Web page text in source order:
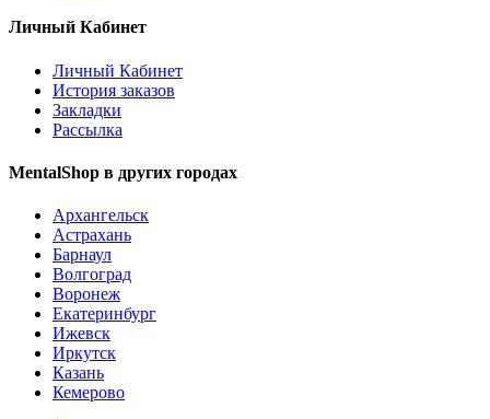
Личный Кабинет
Личный Кабинет
История заказов
Закладки
Рассылка
MentalShop в других городах
Архангельск
Астрахань
Барнаул
Волгоград
Воронеж
Екатеринбург
Ижевск
Иркутск
Казань
Кемерово